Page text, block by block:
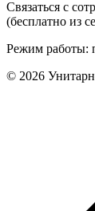
Связаться с
(бесплатно из
Режим работы:
© 2026